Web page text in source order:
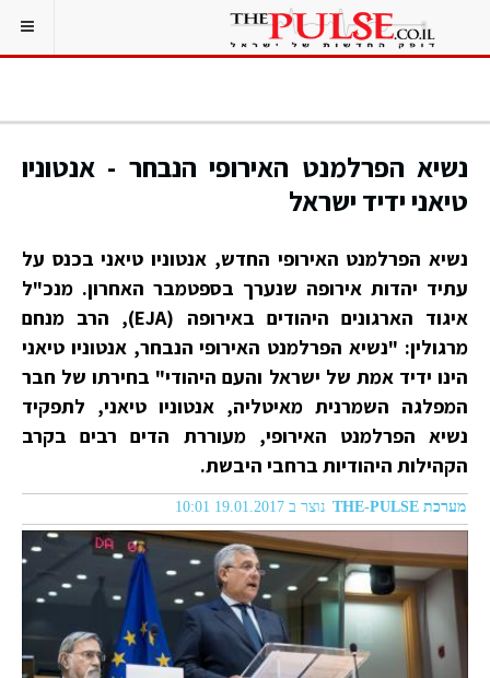
נשיא הפרלמנט האירופי הנבחר - אנטוניו
טיאני ידיד ישראל
נשיא הפרלמנט האירופי החדש, אנטוניו טיאני בכנס על
עתיד יהדות אירופה שנערך בספטמבר האחרון. מנכ"ל
איגוד הארגונים היהודים באירופה (EJA), הרב מנחם
מרגולין: "נשיא הפרלמנט האירופי הנבחר, אנטוניו טיאני
הינו ידיד אמת של ישראל והעם היהודי" בחירתו של חבר
המפלגה השמרנית מאיטליה, אנטוניו טיאני, לתפקיד
נשיא הפרלמנט האירופי, מעוררת הדים רבים בקרב
הקהילות היהודיות ברחבי היבשת.
מערכת THE-PULSE נוצר ב 19.01.2017 10:01